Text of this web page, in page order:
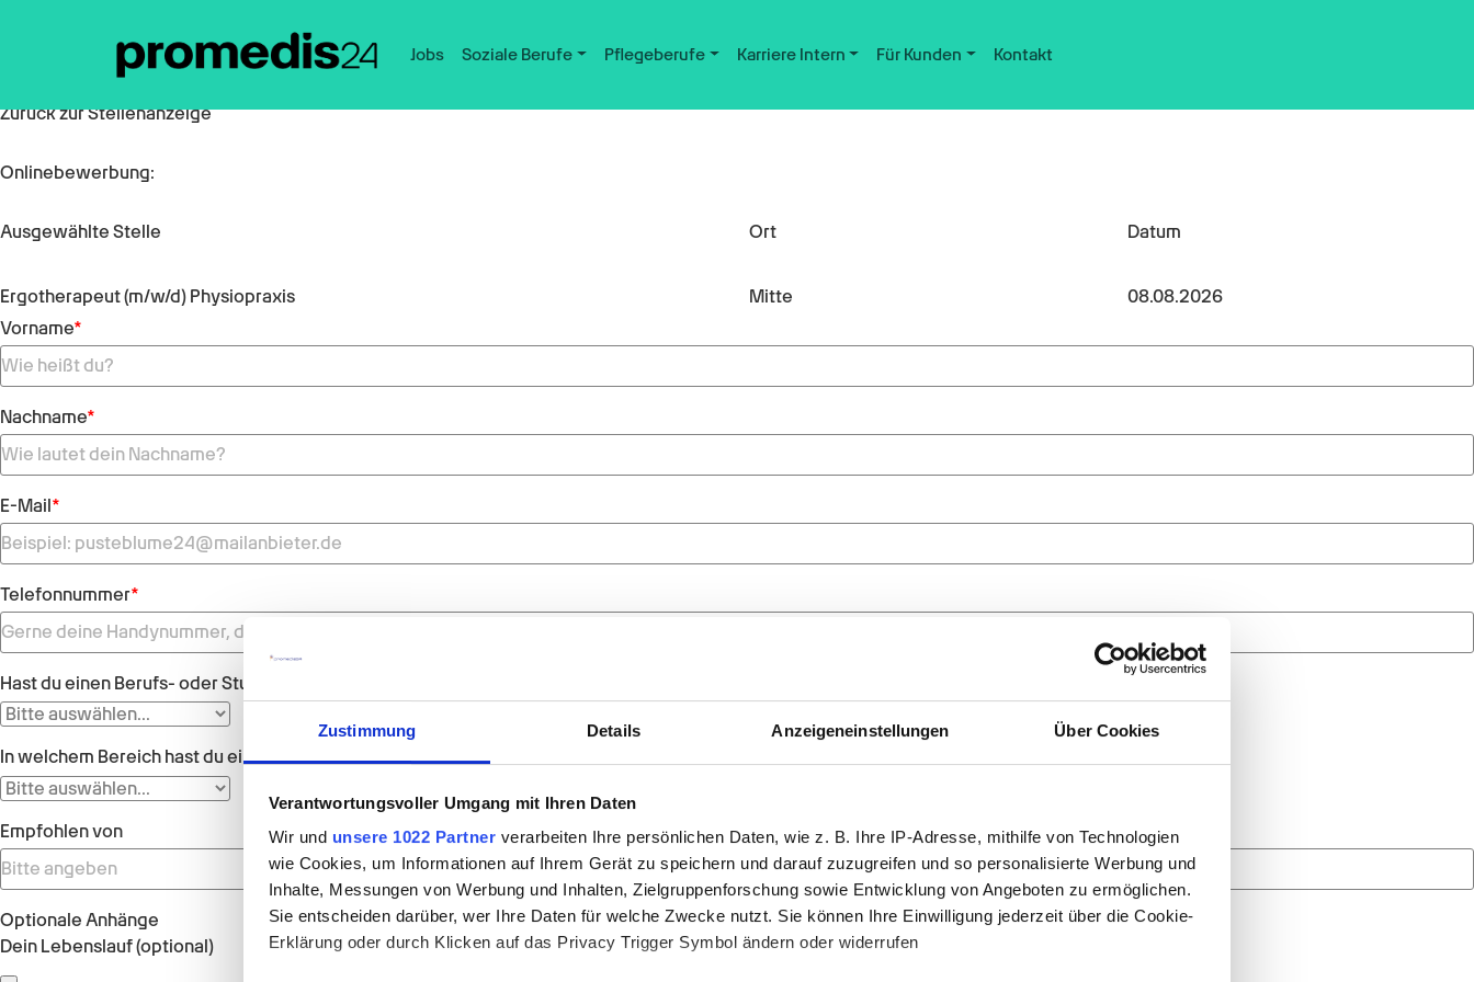
Zustimmung Details Anzeigeneinstellungen Über Cookies
Verantwortungsvoller Umgang mit Ihren Daten
Wir und unsere 1022 Partner verarbeiten Ihre persönlichen Daten, wie z. B. Ihre IP-Adresse, mithilfe von Technologien
wie Cookies, um Informationen auf Ihrem Gerät zu speichern und darauf zuzugreifen und so personalisierte Werbung und
Inhalte, Messungen von Werbung und Inhalten, Zielgruppenforschung sowie Entwicklung von Angeboten zu ermöglichen.
Sie entscheiden darüber, wer Ihre Daten für welche Zwecke nutzt. Sie können Ihre Einwilligung jederzeit über die Cookie-
Erklärung oder durch Klicken auf das Privacy Trigger Symbol ändern oder widerrufen
Jobs Soziale Berufe Pflegeberufe Karriere Intern Für Kunden Kontakt
Zurück zur Stellenanzeige
Onlinebewerbung:
Ausgewählte Stelle
Ergotherapeut (m/w/d) Physiopraxis
Ort
Mitte
Datum
08.08.2026
Vorname*
Nachname*
E-Mail*
Telefonnummer*
Hast du einen Berufs- oder Studienabschluss?
In welchem Bereich hast du einen Berufs- oder Studienabschluss?
Empfohlen von
Optionale Anhänge
Dein Lebenslauf (optional)